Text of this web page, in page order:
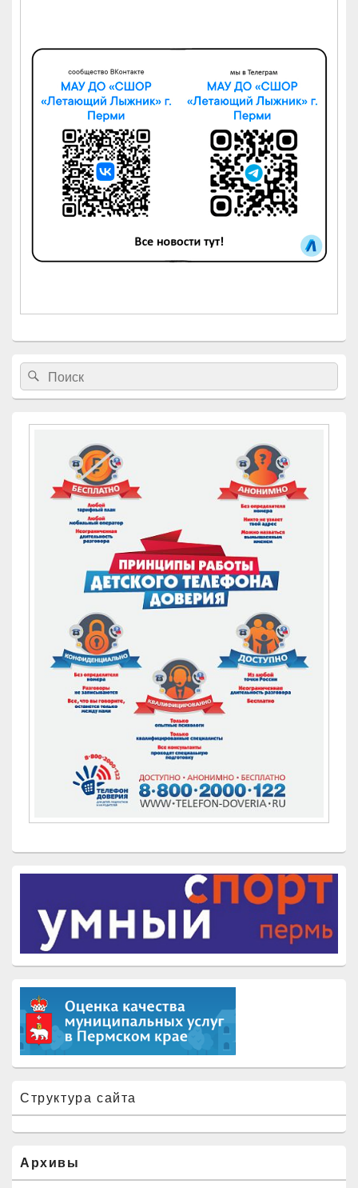
Найти:Поиск
Структура сайта
Архивы